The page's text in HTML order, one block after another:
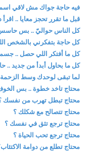
فيه حاجة جواك مش لاقي
قبل ما تقرر تحجز معايا .. اقرأ
كل الناس حواليّ .. بس
كل حاجة بتفكرني بالشخص
كل ما أفتكر اللي حصل ..
كل ما بحاول أبدأ من جديد ..
لما تبقى لوحدك وسط الزحمة
محتاج تاخد خطوة .. بس
محتاج تبطل تهرب من نفسك
محتاج تتصالح مع شكلك ؟
محتاج ترجع تثق في نفسك ؟
محتاج ترجع تحب الحياة ؟
محتاج تطلع من دوامة